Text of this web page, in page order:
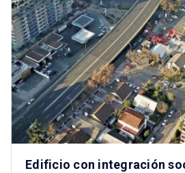
Edificio con integración